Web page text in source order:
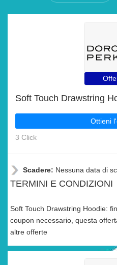
Ottieni
3 Click
Scadere: Nessuna data di
TERMINI E CONDIZIONI
Soft Touch Drawstring Hoodie:
coupon necessario, questa
altre offerte